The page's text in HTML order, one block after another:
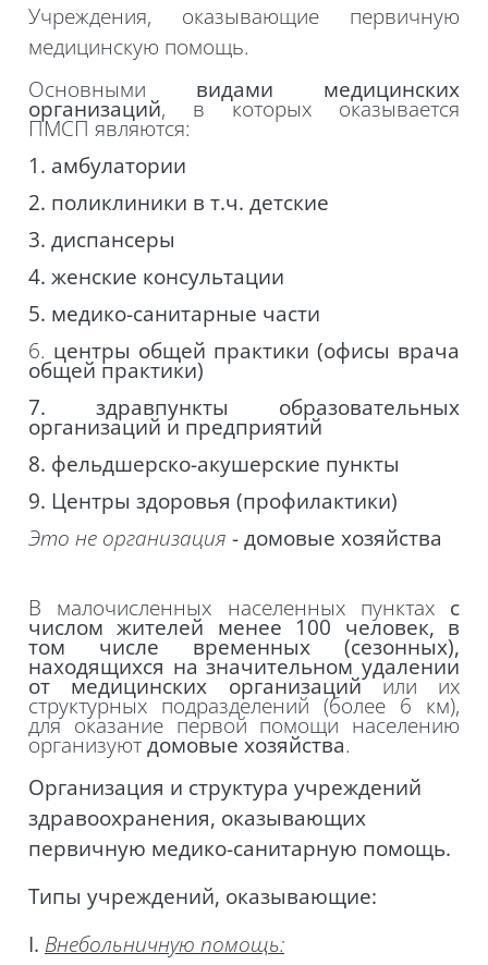
Учреждения, оказывающие первичную
медицинскую помощь.
Основными видами медицинских
организаций, в которых оказывается
ПМСП являются:
1. амбулатории
2. поликлиники в т.ч. детские
3. диспансеры
4. женские консультации
5. медико-санитарные части
6. центры общей практики (офисы врача
общей практики)
7. здравпункты образовательных
организаций и предприятий
8. фельдшерско-акушерские пункты
9. Центры здоровья (профилактики)
Это не организация - домовые хозяйства
В малочисленных населенных пунктах с
числом жителей менее 100 человек, в
том числе временных (сезонных),
находящихся на значительном удалении
от медицинских организаций или их
структурных подразделений (более 6 км),
для оказаниепервой помощи населению
организуют домовые хозяйства.
Организация и структура учреждений
здравоохранения, оказывающих
первичную медико-санитарную помощь.
Типы учреждений, оказывающие:
I. Внебольничную помощь: